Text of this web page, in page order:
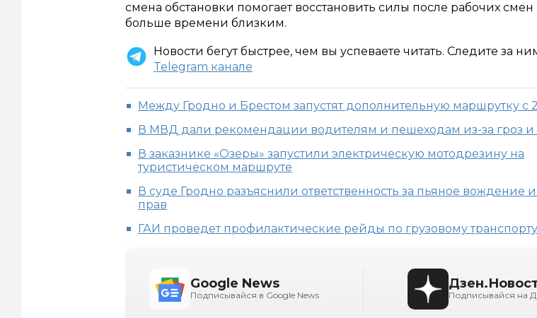
смена обстановки помогает восстановить силы после рабочих
больше времени близким.
Новости бегут быстрее, чем вы успеваете читать. Следите за
Telegram канале
Между Гродно и Брестом запустят дополнительную маршрутку с
В МВД дали рекомендации водителям и пешеходам из-за гроз и
В заказнике «Озеры» запустили электрическую мотодрезину на
туристическом маршруте
В суде Гродно разъяснили ответственность за пьяное вождение и
прав
ГАИ проведет профилактические рейды по грузовому транспорту
Google News
Подписывайся в Google News Подписывайся на